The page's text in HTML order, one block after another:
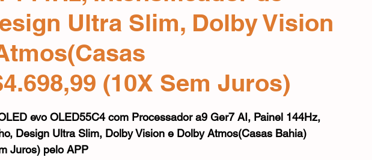
Mouse Alimentos e Bebidas Câmera Digital
Ultra Slim, Dolby Vision
(10X Sem Juros)
5 estrelas.
evo OLED55C4 com Processador a9 Ger7 AI, Painel 144Hz,
Design Ultra Slim, Dolby Vision e Dolby Atmos(Casas Bahia)
Juros) pelo APP